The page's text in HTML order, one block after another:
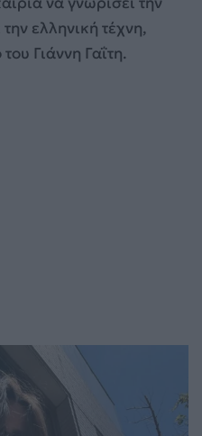
ελληνική τέχνη,
Γιάννη Γαΐτη.